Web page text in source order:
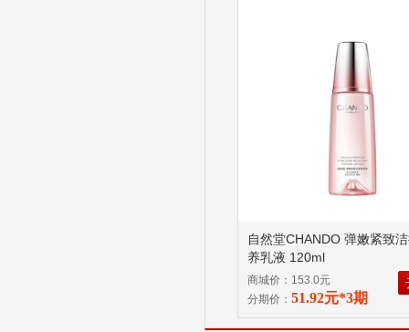
自然堂CHANDO 弹嫩紧致
养乳液 120ml
商城价：153.0元
分期价： 51.92元*3期